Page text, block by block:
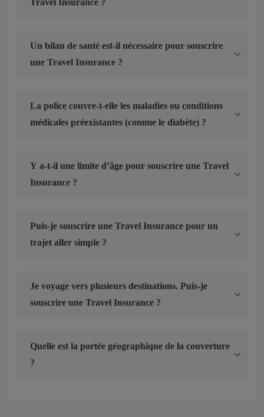
Travel Insurance ?
Un bilan de santé est-il nécessaire pour souscrire
une Travel Insurance ?
La police couvre-t-elle les maladies ou conditions
médicales préexistantes (comme le diabète) ?
Y a-t-il une limite d’âge pour souscrire une Travel
Insurance ?
Puis-je souscrire une Travel Insurance pour un
trajet aller simple ?
Je voyage vers plusieurs destinations. Puis-je
souscrire une Travel Insurance ?
Quelle est la portée géographique de la couverture
?